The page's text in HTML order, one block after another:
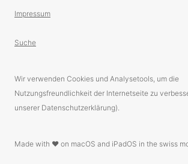
Impressum
Suche
Wir verwenden Cookies und Analysetools, um die
Nutzungsfreundlichkeit der Internetseite zu
unserer Datenschutzerklärung).
Made with ❤️ on macOS and iPadOS in the swiss